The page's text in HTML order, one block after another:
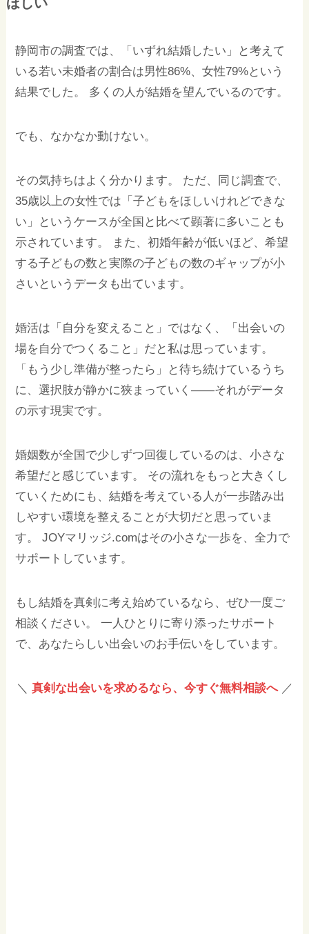
静岡市の調査では、「いずれ結婚したい」と考えて
いる若い未婚者の割合は男性86%、女性79%という
結果でした。 多くの人が結婚を望んでいるのです。
でも、なかなか動けない。
その気持ちはよく分かります。 ただ、同じ調査で、
35歳以上の女性では「子どもをほしいけれどできな
い」というケースが全国と比べて顕著に多いことも
示されています。 また、初婚年齢が低いほど、希望
する子どもの数と実際の子どもの数のギャップが小
さいというデータも出ています。
婚活は「自分を変えること」ではなく、「出会いの
場を自分でつくること」だと私は思っています。
「もう少し準備が整ったら」と待ち続けているうち
に、選択肢が静かに狭まっていく——それがデータ
の示す現実です。
婚姻数が全国で少しずつ回復しているのは、小さな
希望だと感じています。 その流れをもっと大きくし
ていくためにも、結婚を考えている人が一歩踏み出
しやすい環境を整えることが大切だと思っていま
す。 JOYマリッジ.comはその小さな一歩を、全力で
サポートしています。
もし結婚を真剣に考え始めているなら、ぜひ一度ご
相談ください。 一人ひとりに寄り添ったサポート
で、あなたらしい出会いのお手伝いをしています。
＼ 真剣な出会いを求めるなら、今すぐ無料相談へ／